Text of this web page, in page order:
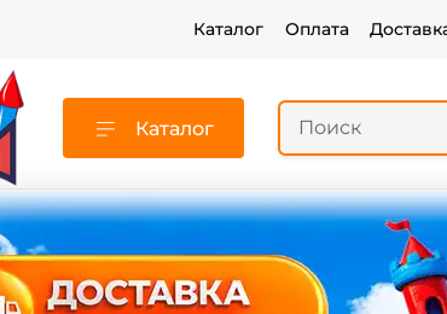
Каталог Оплата
Каталог